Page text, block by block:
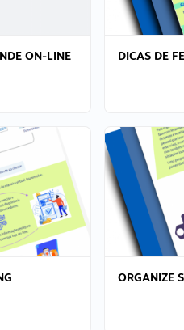
ON-LINE DICAS DE
ORGANIZE